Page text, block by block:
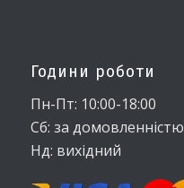
Години роботи
Пн-Пт: 10:00-18:00
Сб: за домовленністю
Нд: вихідний